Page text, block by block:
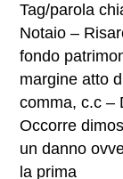
Tag/parola
Notaio –
fondo
margine atto
comma, c.c –
Occorre
un danno
la prima